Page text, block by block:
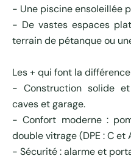
- Une piscine ensoleillée
- De vastes espaces
terrain de pétanque ou
Les + qui font la
- Construction solide
caves et garage.
- Confort moderne :
double vitrage (DPE : C et
- Sécurité : alarme et